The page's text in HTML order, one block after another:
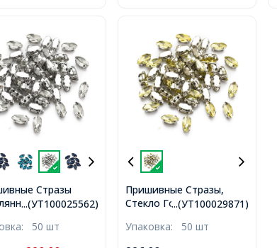
...(УТ100025562)
Стразы
Горный
Латунь Цвет
50 шт
...(УТ100029871)
Пришивные Стразы,
Стекло Горный
Латунь, Конский глаз,
Упаковка: 50 шт